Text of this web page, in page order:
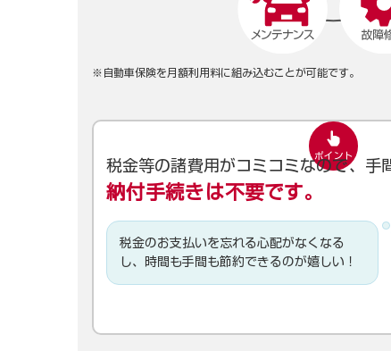
※自動車保険を月額利用料に組み込むことが可能です。
税金等の諸費用がコミコミなので、手
納付手続きは不要です。
税金のお支払いを忘れる心配がなくなる
し、時間も手間も節約できるのが嬉しい！